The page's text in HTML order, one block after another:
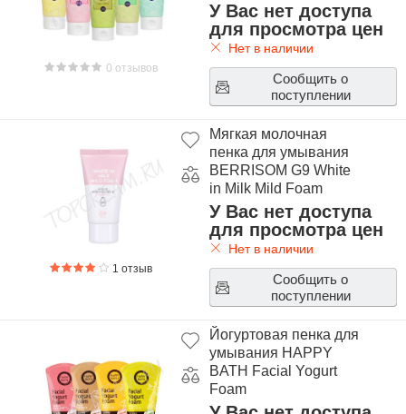
0 отзывов
У Вас нет доступа
для просмотра цен
Нет в наличии
Сообщить о
поступлении
1 отзыв
Мягкая молочная
пенка для умывания
BERRISOM G9 White
in Milk Mild Foam
У Вас нет доступа
для просмотра цен
Нет в наличии
Сообщить о
поступлении
Йогуртовая пенка для
умывания HAPPY
BATH Facial Yogurt
Foam